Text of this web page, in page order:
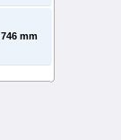
746 mm